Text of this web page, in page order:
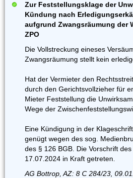
Zur Feststellungsklage der
Kündung nach
aufgrund Zwangsräumung der
ZPO
Die Vollstreckung eineses
Zwangsräumung stellt kein
Hat der Vermieter den
durch den Gerichtsvollzieher für
Mieter Feststellung die
Wege der
Eine Kündigung in der
genügt wegen des sog.
des § 126 BGB. Die Vorschrift
17.07.2024 in Kraft getreten.
AG Bottrop, AZ: 8 C 284/23,